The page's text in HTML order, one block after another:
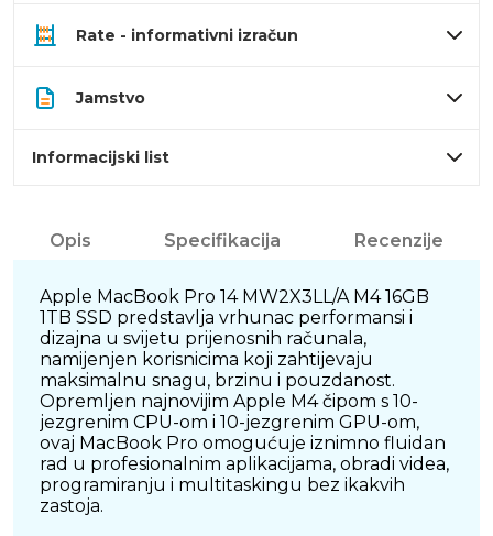
Rate - informativni izračun
Jamstvo
Informacijski list
Opis Specifikacija Recenzije
Apple MacBook Pro 14 MW2X3LL/A M4 16GB
1TB SSD predstavlja vrhunac performansi i
dizajna u svijetu prijenosnih računala,
namijenjen korisnicima koji zahtijevaju
maksimalnu snagu, brzinu i pouzdanost.
Opremljen najnovijim Apple M4 čipom s 10-
jezgrenim CPU-om i 10-jezgrenim GPU-om,
ovaj MacBook Pro omogućuje iznimno fluidan
rad u profesionalnim aplikacijama, obradi videa,
programiranju i multitaskingu bez ikakvih
zastoja.